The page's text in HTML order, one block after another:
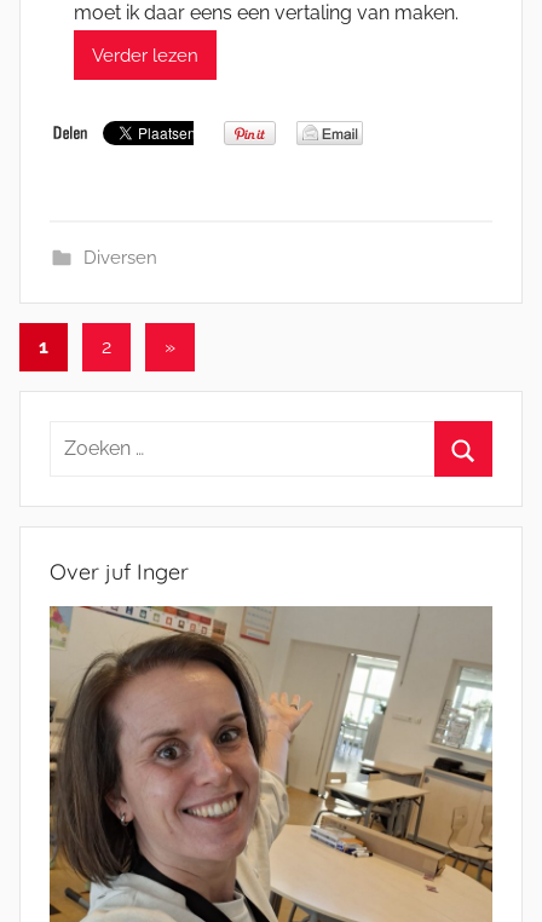
moet ik daar eens een vertaling van maken.
Verder lezen
Diversen
Berichten
paginering
1 2
Volgende
berichten
»
Zoeken
Over juf Inger